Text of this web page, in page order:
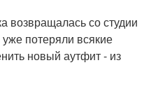
возвращалась со студии
потеряли всякие
новый аутфит - из